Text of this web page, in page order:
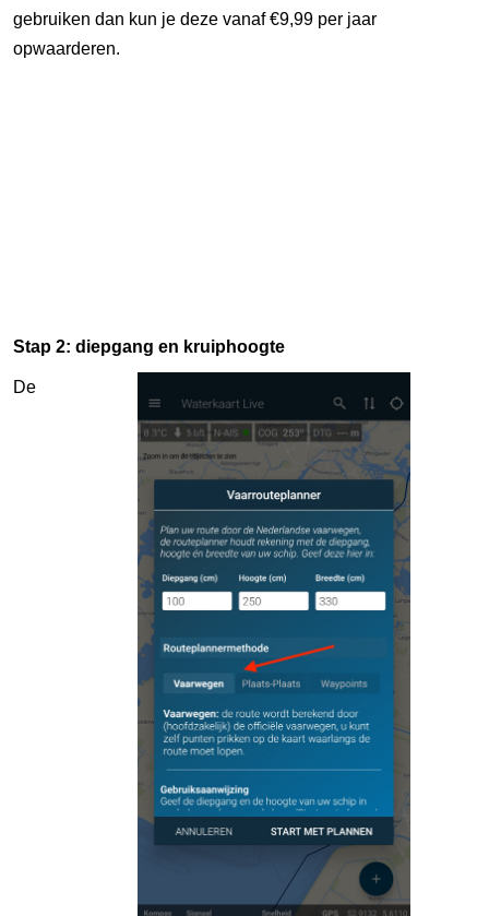
gebruiken dan kun je deze vanaf €9,99 per jaar
opwaarderen.
Stap 2: diepgang en kruiphoogte
De